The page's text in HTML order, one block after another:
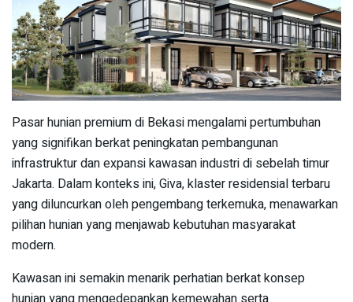
Pasar hunian premium di Bekasi mengalami pertumbuhan
yang signifikan berkat peningkatan pembangunan
infrastruktur dan expansi kawasan industri di sebelah timur
Jakarta. Dalam konteks ini, Giva, klaster residensial terbaru
yang diluncurkan oleh pengembang terkemuka, menawarkan
pilihan hunian yang menjawab kebutuhan masyarakat
modern.
Kawasan ini semakin menarik perhatian berkat konsep